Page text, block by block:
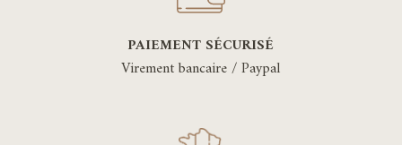
PAIEMENT SÉCURISÉ
Virement bancaire / Paypal